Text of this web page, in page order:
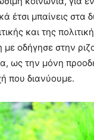
έτσι μπαίνεις στα
και της
οδήγησε στην
ως την μόνη
που διανύουμε.